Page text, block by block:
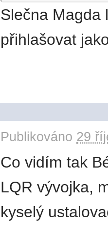
Slečna
přihlašovat
Publikováno 29
Co vidím tak
LQR vývojka,
kyselý